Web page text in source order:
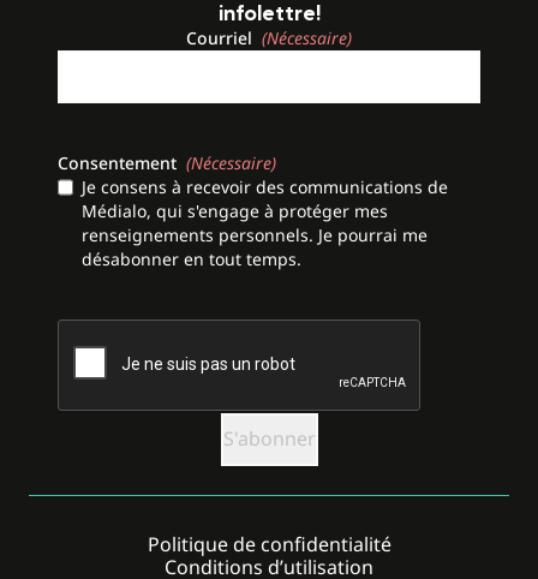
infolettre!
Courriel (Nécessaire)
Consentement (Nécessaire)
Je consens à recevoir des communications de
Médialo, qui s'engage à protéger mes
renseignements personnels. Je pourrai me
désabonner en tout temps.
CAPTCHA
Politique de confidentialité
Conditions d’utilisation